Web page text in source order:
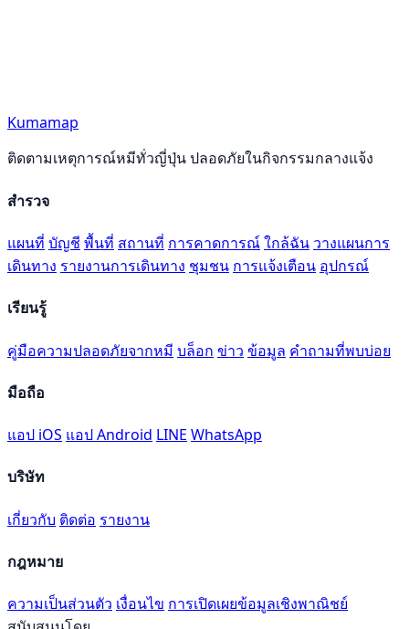
Kumamap
ติดตามเหตุการณ์หมีทั่วญี่ปุ่น ปลอดภัยในกิจกรรมกลางแจ้ง
สำรวจ
แผนที่ บัญชี พื้นที่ สถานที่ การคาดการณ์ใกล้ฉัน วางแผนการ
เดินทาง รายงานการเดินทาง ชุมชน การแจ้งเตือน อุปกรณ์
เรียนรู้
คู่มือความปลอดภัยจากหมี บล็อก ข่าว ข้อมูล คำถามที่พบบ่อย
มือถือ
แอป iOS แอป Android LINE WhatsApp
บริษัท
เกี่ยวกับ ติดต่อ รายงาน
กฎหมาย
ความเป็นส่วนตัว เงื่อนไข การเปิดเผยข้อมูลเชิงพาณิชย์